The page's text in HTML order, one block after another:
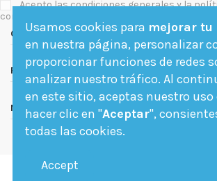
Acepto las condiciones generales y la
confidencialidad
Contact us
Follow us
Newsletter
Usamos cookies para mejorar tu
en nuestra página, personalizar
proporcionar funciones de redes
analizar nuestro tráfico. Al
en este sitio, aceptas nuestro uso
hacer clic en "Aceptar",
todas las cookies.
Accept